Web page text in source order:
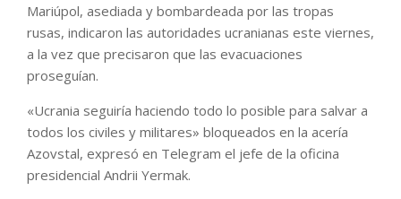
Mariúpol, asediada y bombardeada por las tropas
rusas, indicaron las autoridades ucranianas este viernes,
a la vez que precisaron que las evacuaciones
proseguían.
«Ucrania seguiría haciendo todo lo posible para salvar a
todos los civiles y militares» bloqueados en la acería
Azovstal, expresó en Telegram el jefe de la oficina
presidencial Andrii Yermak.